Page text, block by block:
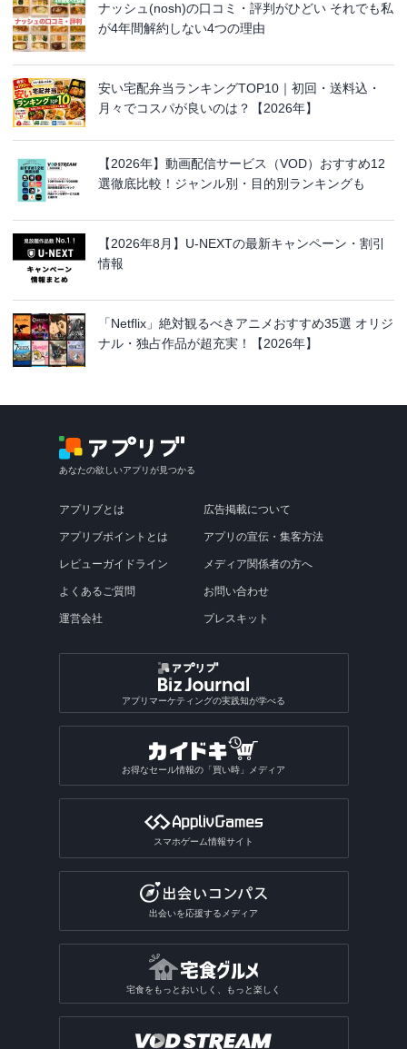
ナッシュ(nosh)の口コミ・評判がひどい それでも私
が4年間解約しない4つの理由
安い宅配弁当ランキングTOP10｜初回・送料込・
月々でコスパが良いのは？【2026年】
【2026年】動画配信サービス（VOD）おすすめ12
選徹底比較！ジャンル別・目的別ランキングも
【2026年8月】U-NEXTの最新キャンペーン・割引
情報
「Netflix」絶対観るべきアニメおすすめ35選 オリジ
ナル・独占作品が超充実！【2026年】
あなたの欲しいアプリが見つかる
アプリブとは
アプリブポイントとは
レビューガイドライン
よくあるご質問
運営会社
広告掲載について
アプリの宣伝・集客方法
メディア関係者の方へ
お問い合わせ
プレスキット
アプリマーケティングの実践知が学べる
お得なセール情報の「買い時」メディア
スマホゲーム情報サイト
出会いを応援するメディア
宅食をもっとおいしく、もっと楽しく